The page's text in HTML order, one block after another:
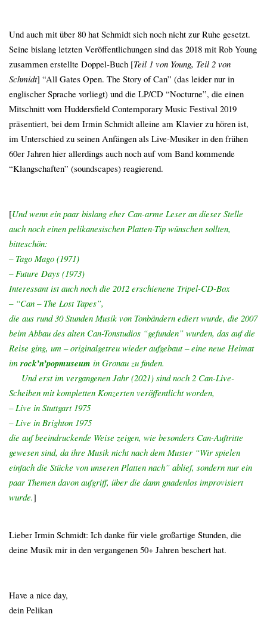
Und auch mit über 80 hat Schmidt sich noch nicht zur Ruhe gesetzt.
Seine bislang letzten Veröffentlichungen sind das 2018 mit Rob Young
zusammen erstellte Doppel-Buch [Teil 1 von Young, Teil 2 von
Schmidt] “All Gates Open. The Story of Can” (das leider nur in
englischer Sprache vorliegt) und die LP/CD “Nocturne”, die einen
Mitschnitt vom Huddersfield Contemporary Music Festival 2019
präsentiert, bei dem Irmin Schmidt alleine am Klavier zu hören ist,
im Unterschied zu seinen Anfängen als Live-Musiker in den frühen
60er Jahren hier allerdings auch noch auf vom Band kommende
“Klangschaften” (soundscapes) reagierend.
[Und wenn ein paar bislang eher Can-arme Leser an dieser Stelle
auch noch einen pelikanesischen Platten-Tip wünschen sollten,
bitteschön:
– Tago Mago (1971)
– Future Days (1973)
Interessant ist auch noch die 2012 erschienene Tripel-CD-Box
– “Can – The Lost Tapes”,
die aus rund 30 Stunden Musik von Tonbändern ediert wurde, die 2007
beim Abbau des alten Can-Tonstudios “gefunden” wurden, das auf die
Reise ging, um – originalgetreu wieder aufgebaut – eine neue Heimat
im rock’n’popmuseum in Gronau zu finden.
Und erst im vergangenen Jahr (2021) sind noch 2 Can-Live-
Scheiben mit kompletten Konzerten veröffentlicht worden,
– Live in Stuttgart 1975
– Live in Brighton 1975
die auf beeindruckende Weise zeigen, wie besonders Can-Auftritte
gewesen sind, da ihre Musik nicht nach dem Muster “Wir spielen
einfach die Stücke von unseren Platten nach” ablief, sondern nur ein
paar Themen davon aufgriff, über die dann gnadenlos improvisiert
wurde.]
Lieber Irmin Schmidt: Ich danke für viele großartige Stunden, die
deine Musik mir in den vergangenen 50+ Jahren beschert hat.
Have a nice day,
dein Pelikan